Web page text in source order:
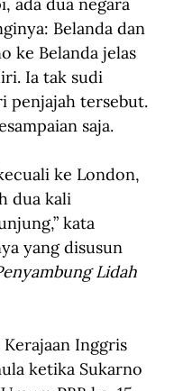
ada dua negara
Belanda dan
ke Belanda jelas
Ia tak sudi
penjajah tersebut.
saja.
ke London,
dua kali
kata
yang disusun
Lidah
Inggris
ketika Sukarno